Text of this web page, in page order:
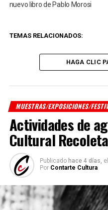
nuevo libro de Pablo Morosi
TEMAS RELACIONADOS:
HAGA CLIC
MUESTRAS/EXPOSICIONES/
Actividades de
Cultural Recoleta
Publicado hace 4 días, el
Por Contarte Cultura